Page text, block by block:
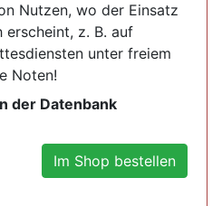
Nutzen, wo der Einsatz
erscheint, z. B. auf
unter freiem
Noten!
der Datenbank
Im Shop bestellen